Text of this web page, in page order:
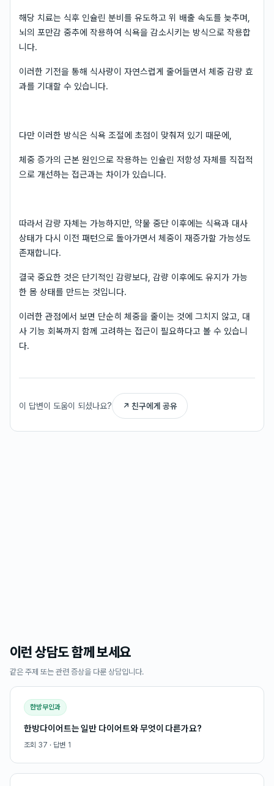
해당 치료는 식후 인슐린 분비를 유도하고 위 배출 속도를 늦추며,
뇌의 포만감 중추에 작용하여 식욕을 감소시키는 방식으로 작용합
니다.
이러한 기전을 통해 식사량이 자연스럽게 줄어들면서 체중 감량 효
과를 기대할 수 있습니다.
다만 이러한 방식은 식욕 조절에 초점이 맞춰져 있기 때문에,
체중 증가의 근본 원인으로 작용하는 인슐린 저항성 자체를 직접적
으로 개선하는 접근과는 차이가 있습니다.
따라서 감량 자체는 가능하지만, 약물 중단 이후에는 식욕과 대사
상태가 다시 이전 패턴으로 돌아가면서 체중이 재증가할 가능성도
존재합니다.
결국 중요한 것은 단기적인 감량보다, 감량 이후에도 유지가 가능
한 몸 상태를 만드는 것입니다.
이러한 관점에서 보면 단순히 체중을 줄이는 것에 그치지 않고, 대
사 기능 회복까지 함께 고려하는 접근이 필요하다고 볼 수 있습니
다.
이 답변이 도움이 되셨나요? ↗ 친구에게 공유
이런 상담도 함께 보세요
같은 주제 또는 관련 증상을 다룬 상담입니다.
한방부인과
한방다이어트는 일반 다이어트와 무엇이 다른가요?
조회 37 · 답변 1